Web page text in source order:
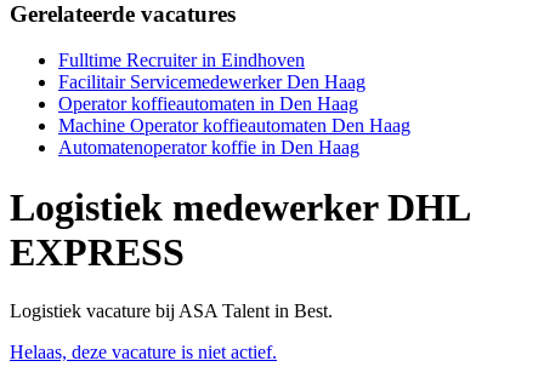
Gerelateerde vacatures
Fulltime Recruiter in Eindhoven
Facilitair Servicemedewerker Den Haag
Operator koffieautomaten in Den Haag
Machine Operator koffieautomaten Den Haag
Automatenoperator koffie in Den Haag
Logistiek medewerker DHL
EXPRESS
Logistiek vacature bij ASA Talent in Best.
Helaas, deze vacature is niet actief.